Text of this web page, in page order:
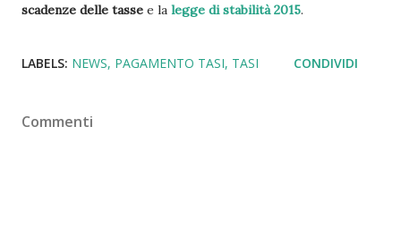
scadenze delle tasse e la legge di stabilità 2015.
LABELS: NEWS PAGAMENTO TASI TASI CONDIVIDI
Commenti